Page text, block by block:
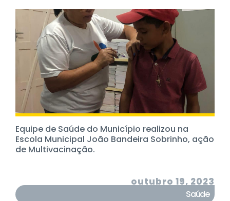
Equipe de Saúde do Município realizou na
Escola Municipal João Bandeira Sobrinho, ação
de Multivacinação.
Saúde
outubro 19, 2023